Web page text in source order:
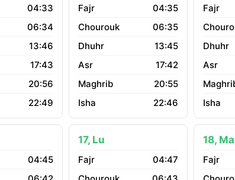
04:33
06:34
13:46
17:43
20:56
22:49
04:35
06:35
13:45
17:42
20:55
22:46
04:45
17, Lu
04:47
18, Ma